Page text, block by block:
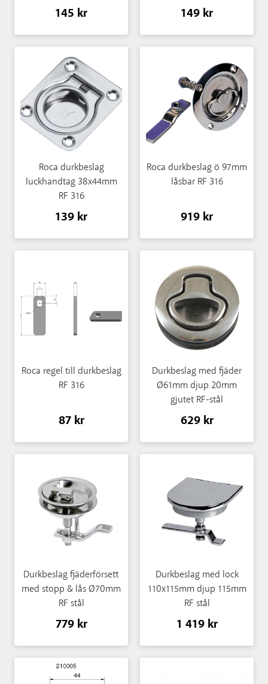
145 kr 149 kr
Roca durkbeslag
luckhandtag 38x44mm
RF 316
139 kr
Roca durkbeslag ö 97mm
låsbar RF 316
919 kr
Roca regel till durkbeslag
RF 316
87 kr
Durkbeslag med fjäder
Ø61mm djup 20mm
gjutet RF-stål
629 kr
Durkbeslag fjäderförsett
med stopp & lås Ø70mm
RF stål
779 kr
Durkbeslag med lock
110x115mm djup 115mm
RF stål
1 419 kr